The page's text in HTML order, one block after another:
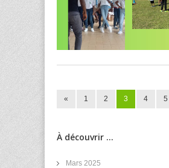
« 1 2 3 4 5
À découvrir ...
Mars 2025